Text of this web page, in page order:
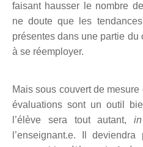
faisant hausser le nombre
ne doute que les
présentesdans une partie du
à se réemployer.
Maissous couvert de mesure
évaluations sont un outil
l’élève sera tout autant,
l’enseignant.e.
l